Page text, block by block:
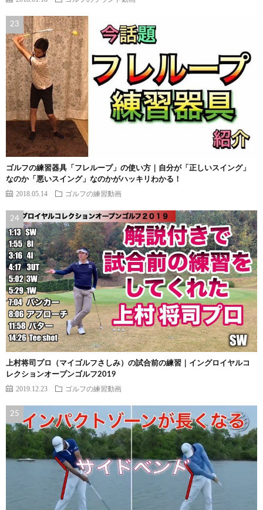
ゴルフの練習器具「フレループ」の使い方｜自分が「正しいスイング」
なのか「悪いスイング」なのかがハッキリわかる！
2018.05.14 ゴルフの練習動画
上村将司プロ（マイゴルフさしみ）の試合前の練習｜イングロイヤルコ
レクションオープンゴルフ2019
2019.12.23 ゴルフの練習動画